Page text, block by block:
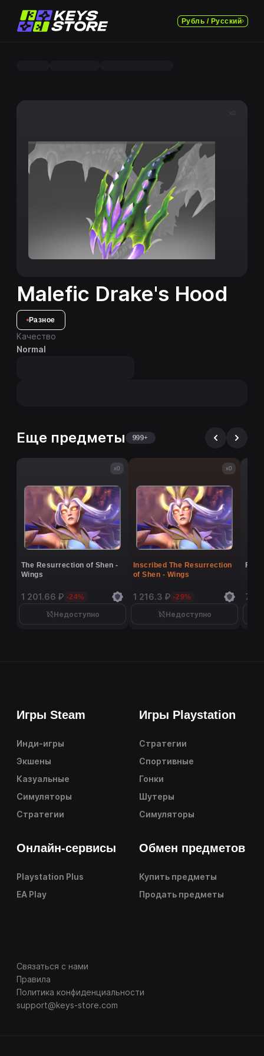
Рубль / Русский
x0
Malefic Drake's Hood
Разное
Качество
Normal
Еще предметы 999+
x0
The Resurrection of Shen -
Wings
1 201.66 ₽ -24%
Недоступно
x0
Inscribed The Resurrection
of Shen - Wings
1 216.3 ₽ -29%
Недоступно
7
Игры Steam
Инди-игры
Экшены
Казуальные
Симуляторы
Стратегии
Игры Playstation
Стратегии
Спортивные
Гонки
Шутеры
Симуляторы
Онлайн-сервисы
Playstation Plus
EA Play
Обмен предметов
Купить предметы
Продать предметы
Связаться с нами
Правила
Политика конфиденциальности
support@keys-store.com